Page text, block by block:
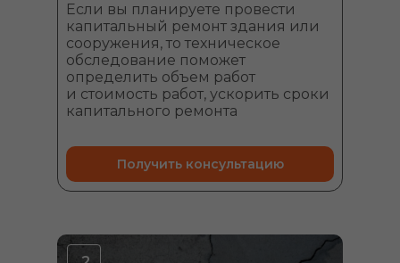
Если вы планируете провести
капитальный ремонт здания или
сооружения, то техническое
обследование поможет
определить объем работ
и стоимость работ, ускорить сроки
капитального ремонта
Получить консультацию